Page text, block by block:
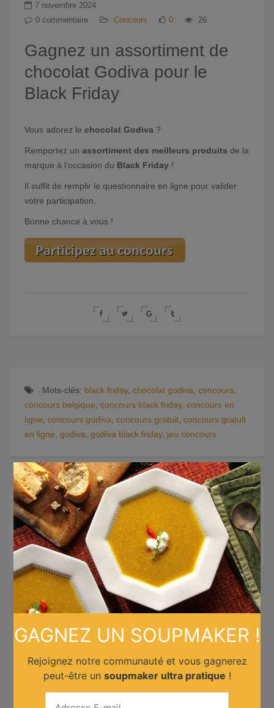
7 novembre 2024
0 commentaire
Concours 0 26
Gagnez un assortiment de
chocolat Godiva pour le
Black Friday
Vous adorez le chocolat Godiva ?
Remportez un assortiment des meilleurs produits de la
marque à l’occasion du Black Friday !
Il suffit de remplir le questionnaire en ligne pour valider
votre participation.
Bonne chance à vous !
Mots-clés: black friday, chocolat godiva concours
concours belgique concours black friday, concours en
ligne concours godiva concours gratuit concours gratuit
en ligne godiva godiva black friday, jeu concours
Suivez-nous sur les réseaux !
GAGNEZ UN SOUPMAKER !
Rejoignez notre communauté et vous gagnerez
peut-être un soupmaker ultra pratique !
×